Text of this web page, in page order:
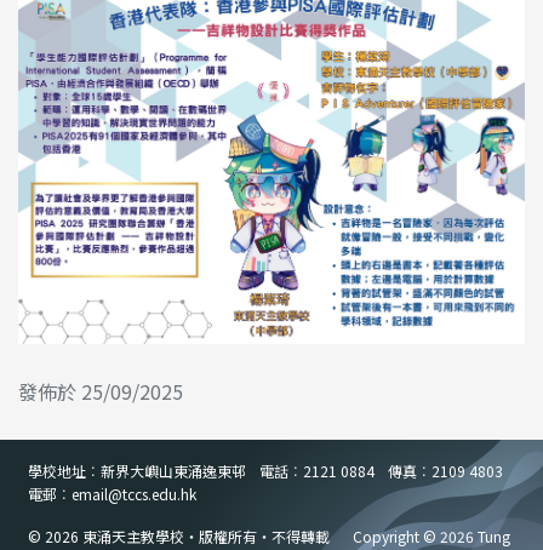
發佈於 25/09/2025
學校地址︰新界大嶼山東涌逸東邨 電話︰2121 0884
傳真︰2109 4803
電郵︰email@tccs.edu.hk
© 2026 東涌天主教學校・版權所有・不得轉載
Copyright © 2026 Tung